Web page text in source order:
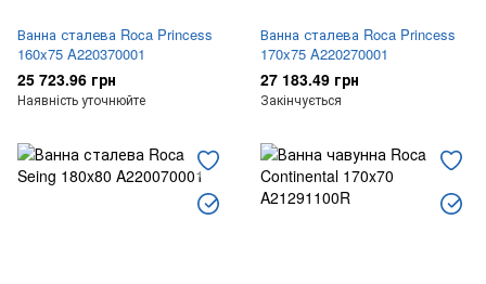
Ванна сталева Roca Princess
160x75 A220370001
25 723.96 грн
Наявність уточнюйте
Ванна сталева Roca Princess
170x75 A220270001
27 183.49 грн
Закінчується